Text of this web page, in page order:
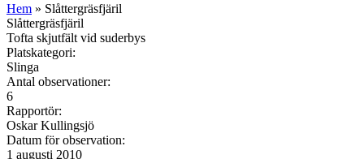
Hem » Slåttergräsfjäril
Slåttergräsfjäril
Tofta skjutfält vid suderbys
Platskategori:
Slinga
Antal observationer:
6
Rapportör:
Oskar Kullingsjö
Datum för observation:
1 augusti 2010